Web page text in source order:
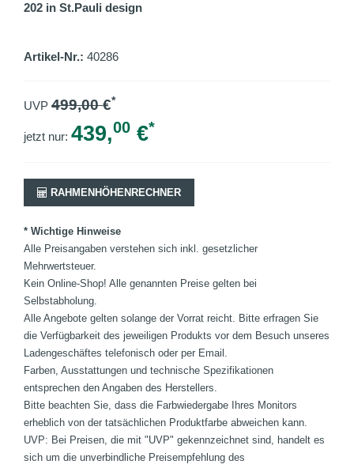
202 in St.Pauli design
Artikel-Nr.: 40286
UVP 499,00€*
jetzt nur: 439,00 €*
RAHMENHÖHENRECHNER
* Wichtige Hinweise
Alle Preisangaben verstehen sich inkl. gesetzlicher
Mehrwertsteuer.
Kein Online-Shop! Alle genannten Preise gelten bei
Selbstabholung.
Alle Angebote gelten solange der Vorrat reicht. Bitte erfragen Sie
die Verfügbarkeit des jeweiligen Produkts vor dem Besuch unseres
Ladengeschäftes telefonisch oder per Email.
Farben, Ausstattungen und technische Spezifikationen
entsprechen den Angaben des Herstellers.
Bitte beachten Sie, dass die Farbwiedergabe Ihres Monitors
erheblich von der tatsächlichen Produktfarbe abweichen kann.
UVP: Bei Preisen, die mit "UVP" gekennzeichnet sind, handelt es
sich um die unverbindliche Preisempfehlung des